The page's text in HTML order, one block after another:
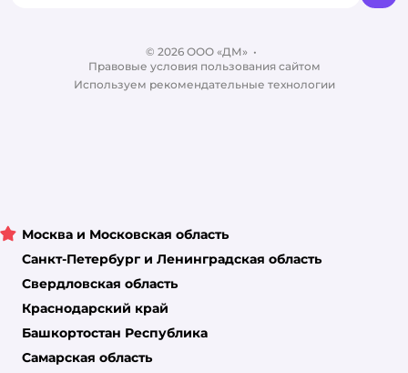
Блог
© 2026 ООО «ДМ» •
Правовые условия пользования сайтом
Используем рекомендательные технологии
Москва и Московская область
Санкт-Петербург и Ленинградская область
Свердловская область
Краснодарский край
Башкортостан Республика
Самарская область